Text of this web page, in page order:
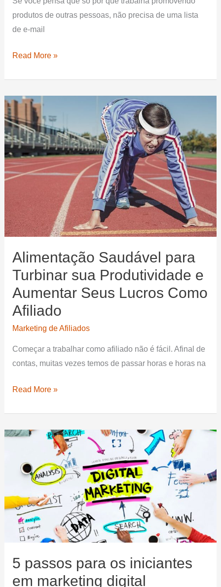
produtos de outras pessoas, não precisa de uma lista
de e-mail
6
o
Afiliado
Pode
Evitar
Construindo
uma
E-
mail.
Read More »
Alimentação Saudável para
Turbinar sua Produtividade e
Aumentar Seus Lucros Como
Afiliado
Marketing de Afiliados
Começar a trabalhar como afiliado não é fácil. Afinal de
contas, muitas vezes temos de passar horas e horas na
Alimentação
Turbinar
Produtividade
Seus
Lucros
Como
Read More »
5 passos para os iniciantes
em marketing digital